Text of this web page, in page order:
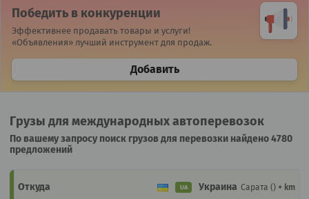
Победить в конкуренции
Эффективнее продавать товары и услуги!
«Объявления» лучший инструмент для продаж.
Добавить
Грузы для международных автоперевозок
По вашему запросу поиск грузов для перевозки найдено 4780
предложений
UA Украина Сарата () + km